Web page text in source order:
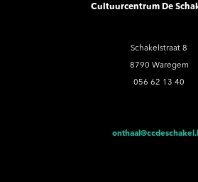
Cultuurcentrum De
Schakelstraat 8
8790 Waregem
056 62 13 40